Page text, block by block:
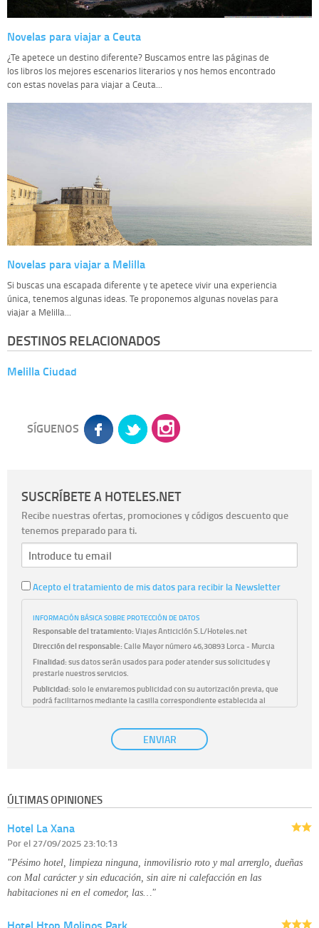
Novelas para viajar a Ceuta
¿Te apetece un destino diferente? Buscamos entre las páginas de
los libros los mejores escenarios literarios y nos hemos encontrado
con estas novelas para viajar a Ceuta...
Novelas para viajar a Melilla
Si buscas una escapada diferente y te apetece vivir una experiencia
única, tenemos algunas ideas. Te proponemos algunas novelas para
viajar a Melilla...
DESTINOS RELACIONADOS
Melilla Ciudad
SÍGUENOS
SUSCRÍBETE A HOTELES.NET
Recibe nuestras ofertas, promociones y códigos descuento que
tenemos preparado para ti.
Acepto el tratamiento de mis datos para recibir la Newsletter
INFORMACIÓN BÁSICA SOBRE PROTECCIÓN DE DATOS
Responsable del tratamiento:Viajes Anticiclón S.L/Hoteles.net
Dirección del responsable:Calle Mayor número 46,30893 Lorca - Murcia
Finalidad:sus datos serán usados para poder atender sus solicitudes y
prestarle nuestros servicios.
Publicidad:solo le enviaremos publicidad con su autorización previa, que
podrá facilitarnos mediante la casilla correspondiente establecida al
únicamente trataremos sus datos con su consentimiento
previo, que podrá facilitarnos mediante la casilla correspondiente
Derechos:tiene derecho a saber qué información tenemos sobre usted,
disponible en nuestra página web.
Información complementaria:
ENVIAR
ÚLTIMAS OPINIONES
Hotel La Xana
Porel 27/09/2025 23:10:13
"Pésimo hotel, limpieza ninguna, inmovilisrio roto y mal arrerglo, dueñas
con Mal carácter y sin educación, sin aire ni calefacción en las
habitaciones ni en el comedor, las…"